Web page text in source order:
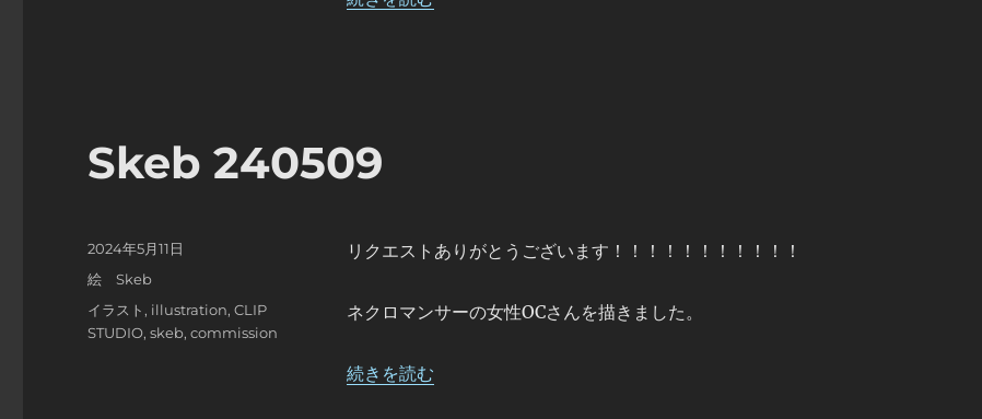
Skeb 240509
リクエストありがとうございます！！！！！！！！！！！
ネクロマンサーの女性OCさんを描きました。
“Skeb 240509” の
続きを読む
投
稿
2024年5月11日
カ
テ
絵 Skeb
タ
グ
イラスト , illustration,CLIP
STUDIO,skeb,commission